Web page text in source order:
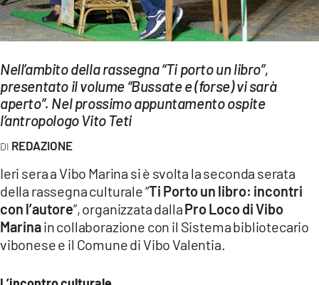
Streaming
LAC NETWORK
LAC ONAIR
Network
LACPLAY.IT
LACTV.IT
Nell’ambito della rassegna “Ti porto un libro”,
presentato il volume “Bussate e (forse) vi sarà
aperto”. Nel prossimo appuntamento ospite
l’antropologo Vito Teti
REDAZIONE
Ieri sera a Vibo Marina si è svolta la seconda serata
della rassegna culturale “Ti Porto un libro: incontri
con l’autore”, organizzata dallaPro Loco di Vibo
Marinain collaborazione con il Sistema bibliotecario
vibonese e il Comune di Vibo Valentia.